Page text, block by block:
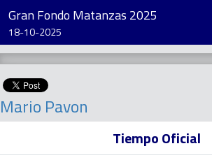
Gran Fondo Matanzas 2025
18-10-2025
Mario Pavon
Tiempo Oficial